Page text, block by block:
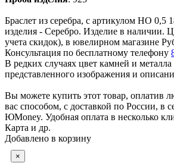
Браслет из серебра, с артикулом НО 0,5
изделия - Серебро. Изделие в наличии.
учета скидок), в ювелирном магазине
Консультация по бесплатному телефону
В редких случаях цвет камней и металла
представленного изображения и
Вы можете купить этот товар, оплатив
вас способом, с доставкой по России, в
ЮMoney. Удобная оплата в несколько
Карта и др.
Добавлено в корзину
×